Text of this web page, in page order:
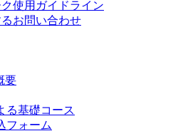
使用ガイドライン
お問い合わせ
要
る基礎コース
フォーム